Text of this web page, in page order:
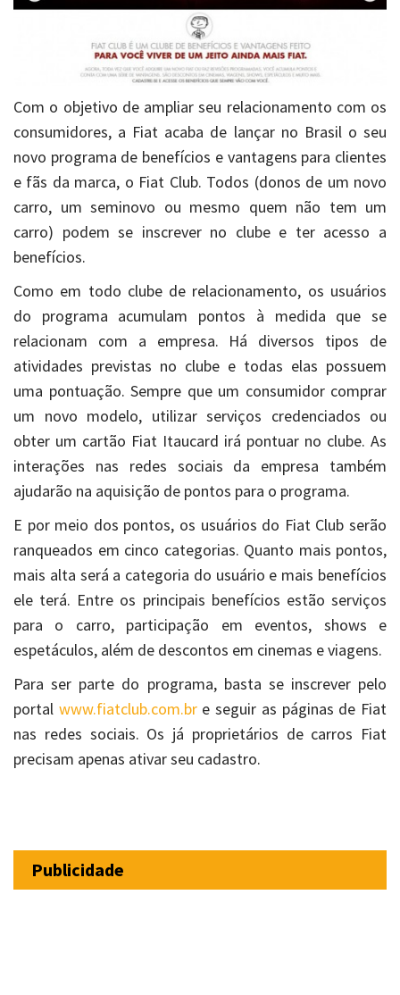
Com o objetivo de ampliar seu relacionamento com os
consumidores, a Fiat acaba de lançar no Brasil o seu
novo programa de benefícios e vantagens para clientes
e fãs da marca, o Fiat Club. Todos (donos de um novo
carro, um seminovo ou mesmo quem não tem um
carro) podem se inscrever no clube e ter acesso a
benefícios.
Como em todo clube de relacionamento, os usuários
do programa acumulam pontos à medida que se
relacionam com a empresa. Há diversos tipos de
atividades previstas no clube e todas elas possuem
uma pontuação. Sempre que um consumidor comprar
um novo modelo, utilizar serviços credenciados ou
obter um cartão Fiat Itaucard irá pontuar no clube. As
interações nas redes sociais da empresa também
ajudarão na aquisição de pontos para o programa.
E por meio dos pontos, os usuários do Fiat Club serão
ranqueados em cinco categorias. Quanto mais pontos,
mais alta será a categoria do usuário e mais benefícios
ele terá. Entre os principais benefícios estão serviços
para o carro, participação em eventos, shows e
espetáculos, além de descontos em cinemas e viagens.
Para ser parte do programa, basta se inscrever pelo
portal www.fiatclub.com.bre seguir as páginas de Fiat
nas redes sociais. Os já proprietários de carros Fiat
precisam apenas ativar seu cadastro.
Publicidade